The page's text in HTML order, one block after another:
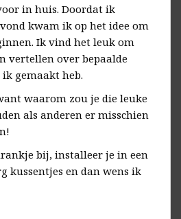
in huis. Doordat ik
kwam ik op het idee om
Ik vind het leuk om
vertellen over bepaalde
ik gemaakt heb.
waarom zou je die leuke
als anderen er misschien
bij, installeer je in een
kussentjes en dan wens ik